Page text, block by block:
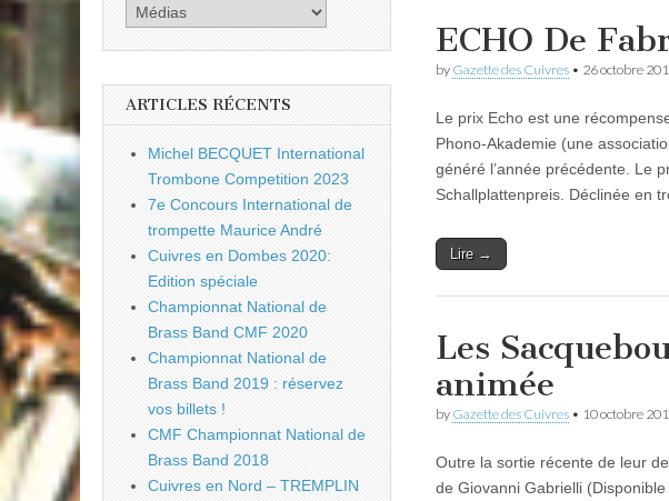
ECHO De
by Gazette des Cuivres • 26 octobre
Le prix Echo est une
Phono-Akademie (une
généré l’année précédente. Le
Schallplattenpreis. Déclinée en
Lire →
Les
animée
by Gazette des Cuivres • 10 octobre
Outre la sortie récente de leur
de Giovanni Gabrielli
Catégories
ARTICLES RÉCENTS
Michel BECQUET International
Trombone Competition 2023
7e Concours International de
trompette Maurice André
Cuivres en Dombes 2020:
Edition spéciale
Championnat National de
Brass Band CMF 2020
Championnat National de
Brass Band 2019 : réservez
vos billets !
CMF Championnat National de
Brass Band 2018
Cuivres en Nord – TREMPLIN